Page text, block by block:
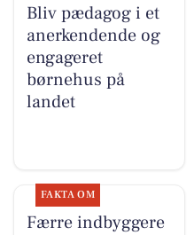
Bliv pædagog i et
anerkendende og
engageret
børnehus på
landet
FAKTA OM
Færre indbyggere